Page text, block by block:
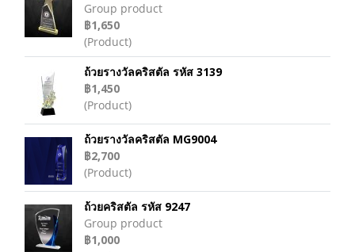
Group product
฿1,650
(Product)
ถ้วยรางวัลคริสตัล รหัส 3139
฿1,450
(Product)
ถ้วยรางวัลคริสตัล MG9004
฿2,700
(Product)
ถ้วยคริสตัล รหัส 9247
Group product
฿1,000